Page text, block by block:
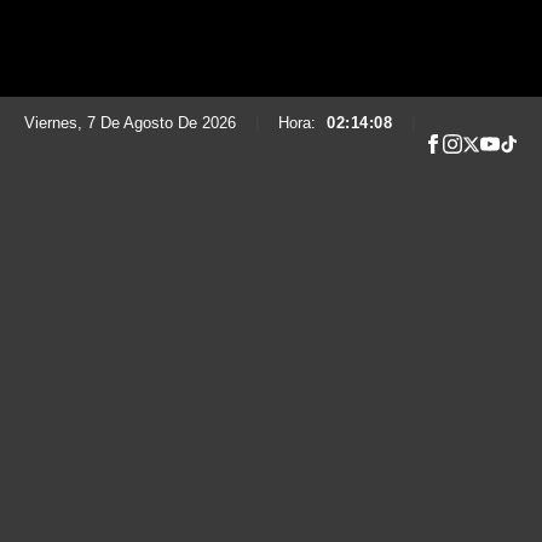
Viernes, 7 De Agosto De 2026 Hora: 02:14:09